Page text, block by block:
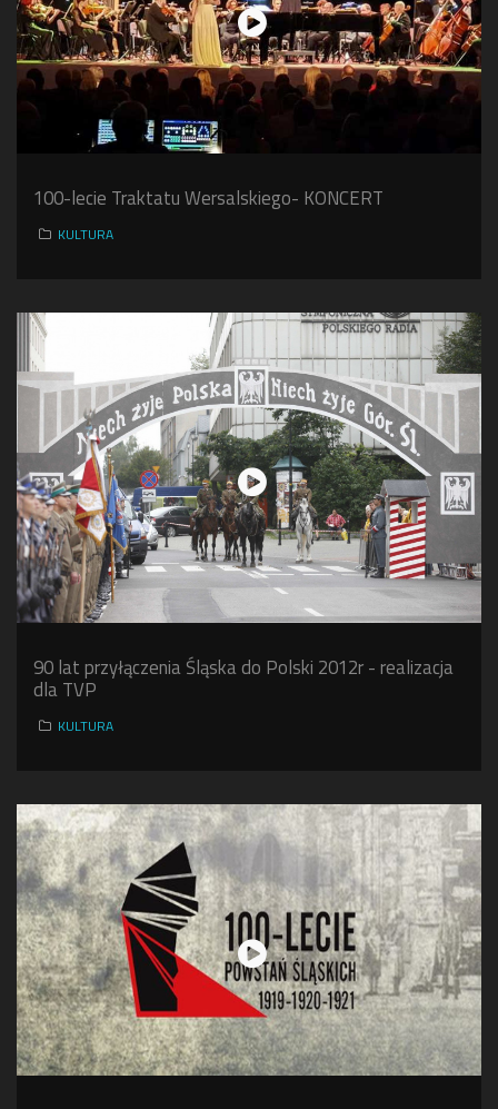
100-lecie Traktatu Wersalskiego- KONCERT
KULTURA
90 lat przyłączenia Śląska do Polski 2012r - realizacja
dla TVP
KULTURA